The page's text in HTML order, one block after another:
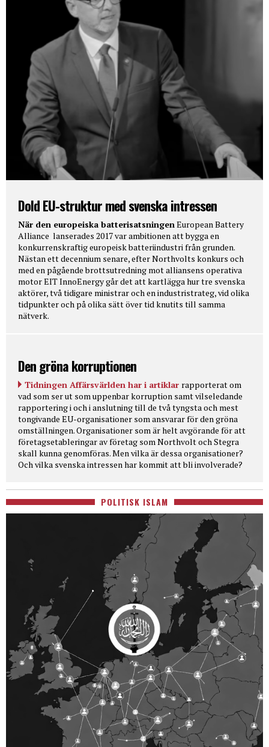
Dold EU-struktur med svenska intressen
När den europeiska batterisatsningenEuropean Battery
Alliance lanserades 2017 var ambitionen att bygga en
konkurrenskraftig europeisk batteriindustri från grunden.
Nästan ett decennium senare, efter Northvolts konkurs och
med en pågående brottsutredning mot alliansens operativa
motor EIT InnoEnergy går det att kartlägga hur tre svenska
aktörer, två tidigare ministrar och en industristrateg, vid olika
tidpunkter och på olika sätt över tid knutits till samma
nätverk.
Den gröna korruptionen
Tidningen Affärsvärlden har i artiklar rapporterat om
vad som ser ut som uppenbar korruption samt vilseledande
rapportering i och i anslutning till de två tyngsta och mest
tongivande EU-organisationer som ansvarar för den gröna
omställningen. Organisationer som är helt avgörande för att
företagsetableringar av företag som Northvolt och Stegra
skall kunna genomföras. Men vilka är dessa organisationer?
Och vilka svenska intressen har kommit att bli involverade?
POLITISK ISLAM